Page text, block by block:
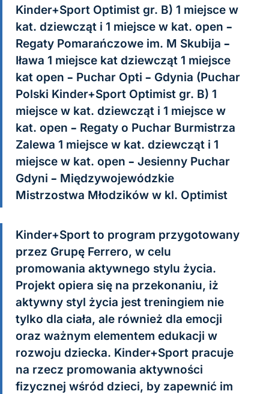
Kinder+Sport Optimist gr. B) 1 miejsce w
kat. dziewcząt i 1 miejsce w kat. open –
Regaty Pomarańczowe im. M Skubija –
Iława 1 miejsce kat dziewcząt 1 miejsce
kat open – Puchar Opti – Gdynia (Puchar
Polski Kinder+Sport Optimist gr. B) 1
miejsce w kat. dziewcząt i 1 miejsce w
kat. open – Regaty o Puchar Burmistrza
Zalewa 1 miejsce w kat. dziewcząt i 1
miejsce w kat. open – Jesienny Puchar
Gdyni – Międzywojewódzkie
Mistrzostwa Młodzików w kl. Optimist
Kinder+Sport to program przygotowany
przez Grupę Ferrero, w celu
promowania aktywnego stylu życia.
Projekt opiera się na przekonaniu, iż
aktywny styl życia jest treningiem nie
tylko dla ciała, ale również dla emocji
oraz ważnym elementem edukacji w
rozwoju dziecka. Kinder+Sport pracuje
na rzecz promowania aktywności
fizycznej wśród dzieci, by zapewnić im